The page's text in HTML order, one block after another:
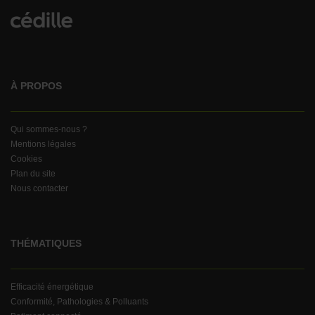
À PROPOS
Qui sommes-nous ?
Mentions légales
Cookies
Plan du site
Nous contacter
THÉMATIQUES
Efficacité énergétique
Conformité, Pathologies & Polluants